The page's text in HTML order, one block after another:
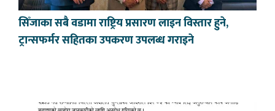
सिँजाका सबै वडामा राष्ट्रिय प्रसारण लाइन विस्तार हुने,
ट्रान्सफर्मर सहितका उपकरण उपलब्ध गराइने